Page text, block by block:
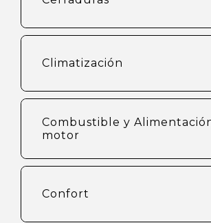
Climatización
Combustible y
motor
Confort